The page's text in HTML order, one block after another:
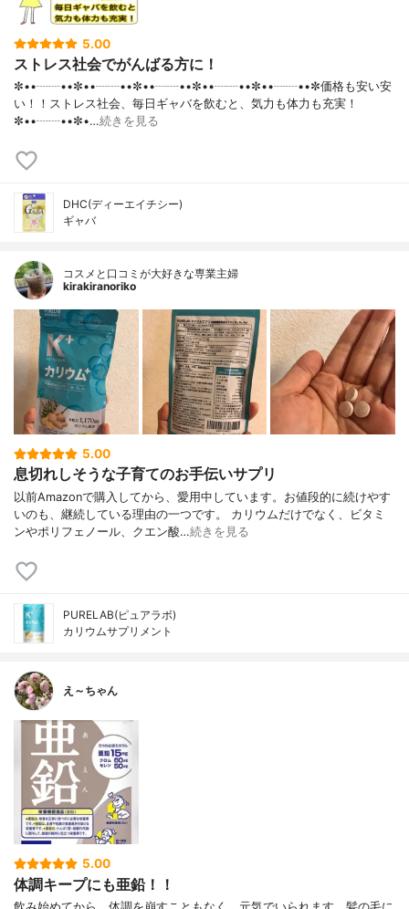
5.00
ストレス社会でがんばる方に！
✼••┈┈••✼••┈┈••✼••┈┈••✼••┈┈••✼••┈┈••✼価格も安い安
い！！ストレス社会、毎日ギャバを飲むと、気力も体力も充実！
✼••┈┈••✼•…続きを見る
DHC(ディーエイチシー)
ギャバ
コスメと口コミが大好きな専業主婦
kirakiranoriko
5.00
息切れしそうな子育てのお手伝いサプリ
以前Amazonで購入してから、愛用中しています。お値段的に続けやす
いのも、継続している理由の一つです。 カリウムだけでなく、ビタミ
ンやポリフェノール、クエン酸…続きを見る
PURELAB(ピュアラボ)
カリウムサプリメント
え～ちゃん
5.00
体調キープにも亜鉛！！